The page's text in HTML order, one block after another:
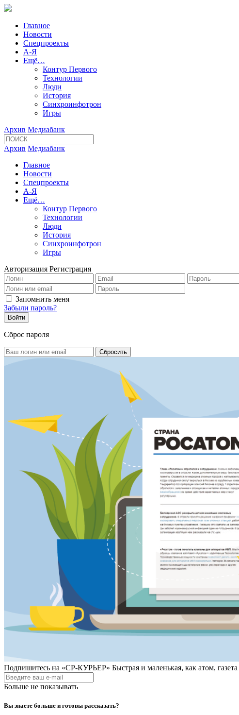
Главное
Новости
Спецпроекты
А-Я
Ещё…
Контур Первого
Технологии
Люди
История
Синхроинфотрон
Игры
Архив Медиабанк
Архив Медиабанк
Главное
Новости
Спецпроекты
А-Я
Ещё…
Контур Первого
Технологии
Люди
История
Синхроинфотрон
Игры
Авторизация Регистрация
Запомнить меня
Забыли пароль?
Сброс пароля
Подпишитесь на «СР-КУРЬЕР» Быстрая и маленькая, как атом,
Больше не показывать
Вы знаете больше и готовы рассказать?